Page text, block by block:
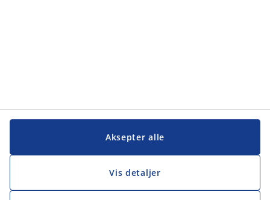
Aksepter alle
Vis detaljer